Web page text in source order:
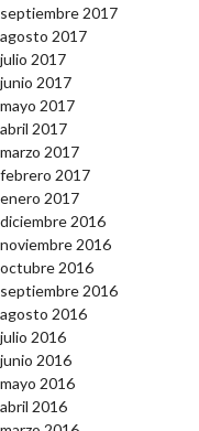
septiembre 2017
agosto 2017
julio 2017
junio 2017
mayo 2017
abril 2017
marzo 2017
febrero 2017
enero 2017
diciembre 2016
noviembre 2016
octubre 2016
septiembre 2016
agosto 2016
julio 2016
junio 2016
mayo 2016
abril 2016